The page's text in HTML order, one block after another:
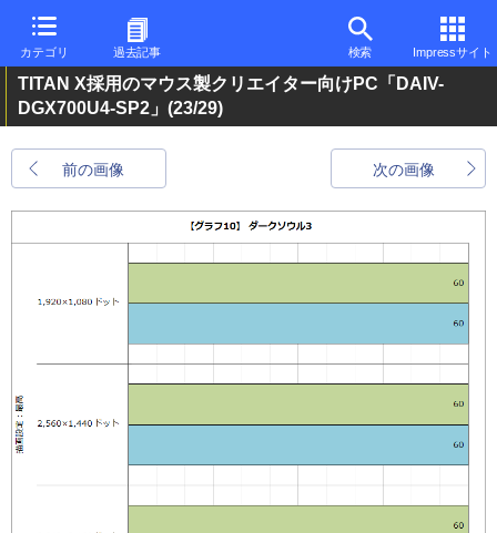
カテゴリ 過去記事 検索 Impressサイト
TITAN X採用のマウス製クリエイター向けPC「DAIV-
DGX700U4-SP2」 (23/29)
前の画像 次の画像